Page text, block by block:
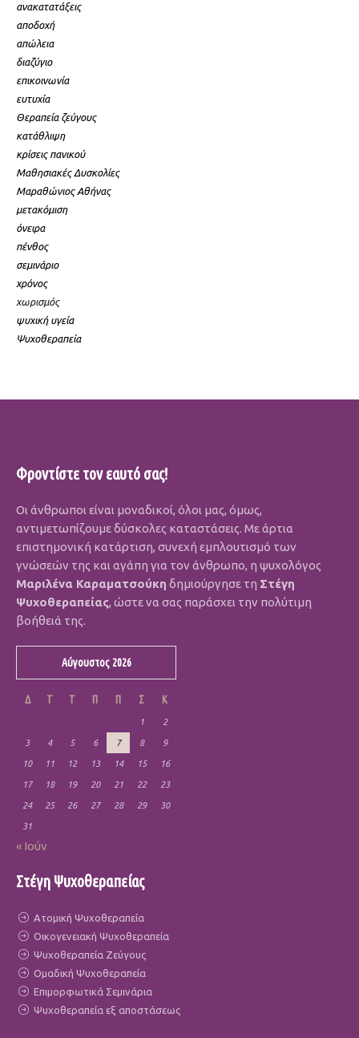
ανακατατάξεις
αποδοχή
απώλεια
διαζύγιο
επικοινωνία
ευτυχία
Θεραπεία ζεύγους
κατάθλιψη
κρίσεις πανικού
Μαθησιακές Δυσκολίες
Μαραθώνιος Αθήνας
μετακόμιση
όνειρα
πένθος
σεμινάριο
χρόνος
χωρισμός
ψυχική υγεία
Ψυχοθεραπεία
Φροντίστε τον εαυτό σας!
Οι άνθρωποι είναι μοναδικοί, όλοι μας, όμως,
αντιμετωπίζουμε δύσκολες καταστάσεις. Με άρτια
επιστημονική κατάρτιση, συνεχή εμπλουτισμό των
γνώσεών της και αγάπη για τον άνθρωπο, η ψυχολόγος
Μαριλένα Καραματσούκη δημιούργησε τη Στέγη
Ψυχοθεραπείας, ώστε να σας παράσχει την πολύτιμη
βοήθειά της.
Αύγουστος 2026
Δ Τ Τ Π Π Σ Κ
1 2
3 4 5 6 7 8 9
10 11 12 13 14 15 16
17 18 19 20 21 22 23
24 25 26 27 28 29 30
31
« Ιούν
Στέγη Ψυχοθεραπείας
Ατομική Ψυχοθεραπεία
Οικογενειακή Ψυχοθεραπεία
Ψυχοθεραπεία Ζεύγους
Ομαδική Ψυχοθεραπεία
Επιμορφωτικά Σεμινάρια
Ψυχοθεραπεία εξ αποστάσεως